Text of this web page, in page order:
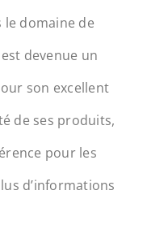
domaine de
devenue un
son excellent
de ses produits,
pour les
d’informations